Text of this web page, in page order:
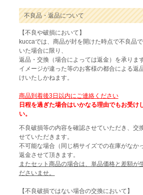
不良品・返品について
【不良や破損において】
kuccaでは、商品が封を開けた時点で不良品
いた場合に限り、
返品・交換（場合によっては返金）を承ります
イメージが違った等のお客様の都合による返
けいたしかねます。
商品到着後3日以内にご連絡ください
日程を過ぎた場合はいかなる理由でもお受け
い。
不良破損等の内容を確認させていただき、交
せていただきます。
不可能な場合（同じ柄サイズでの在庫がなか
返金させて頂きます。
またセット商品の場合は、単品価格と差額が
ださいませ。
【不良破損ではない場合の交換において】